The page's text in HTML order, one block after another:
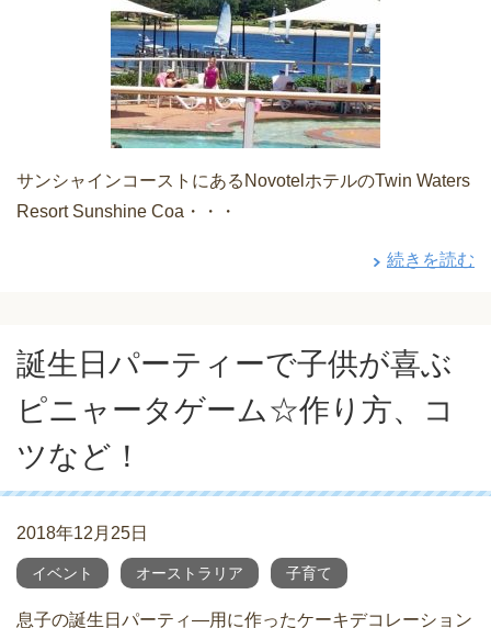
サンシャインコーストにあるNovotelホテルのTwin Waters
Resort Sunshine Coa・・・
続きを読む
誕生日パーティーで子供が喜ぶ
ピニャータゲーム☆作り方、コ
ツなど！
2018年12月25日
イベント オーストラリア 子育て
息子の誕生日パーティ―用に作ったケーキデコレーション